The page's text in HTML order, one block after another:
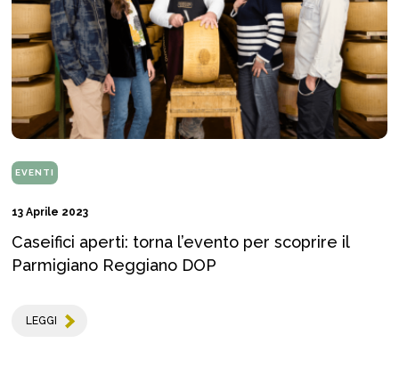
EVENTI
13 Aprile 2023
Caseifici aperti: torna l’evento per scoprire il
Parmigiano Reggiano DOP
LEGGI